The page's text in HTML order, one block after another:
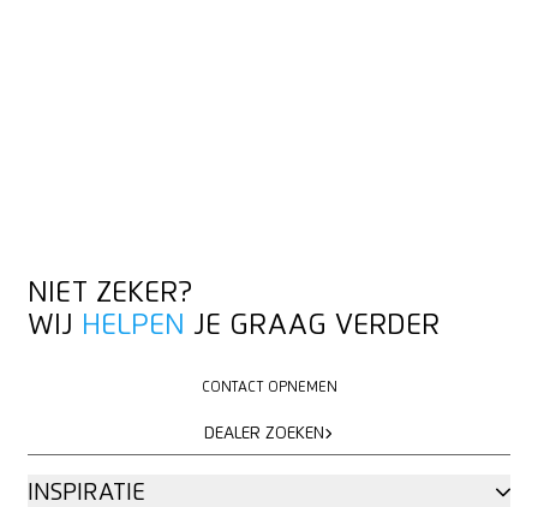
NIET ZEKER?
WIJ HELPEN JE GRAAG VERDER
CONTACT OPNEMEN
DEALER ZOEKEN
INSPIRATIE